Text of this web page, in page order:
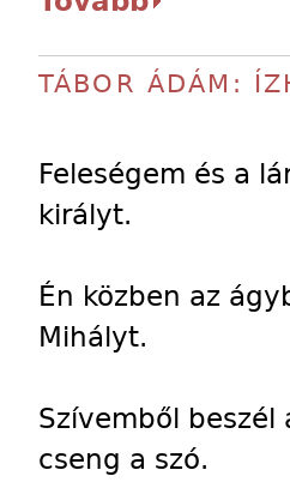
TÁBOR ÁDÁM:
Feleségem és a
királyt.
Én közben az
Mihályt.
Szívemből beszél
cseng a szó.